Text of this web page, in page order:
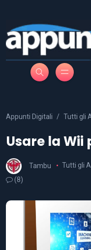
Appunti Digitali Tutti gli
Usare la Wii
Tambu Tutti gli
(8)